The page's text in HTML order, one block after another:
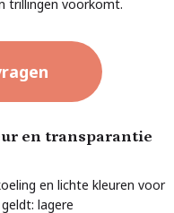
trillingen voorkomt.
en transparantie
en lichte kleuren voor
lagere